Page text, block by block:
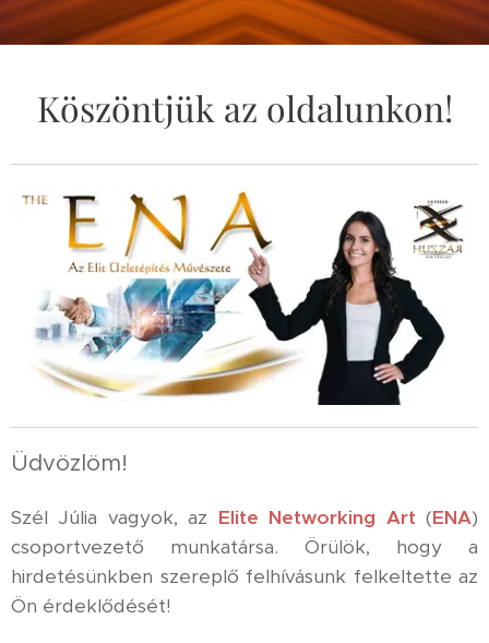
Köszöntjük az oldalunkon!
Üdvözlöm!
Szél Júlia vagyok, az Elite Networking Art (ENA)
csoportvezető munkatársa. Örülök, hogy a
hirdetésünkben szereplő felhívásunk felkeltette az
Ön érdeklődését!